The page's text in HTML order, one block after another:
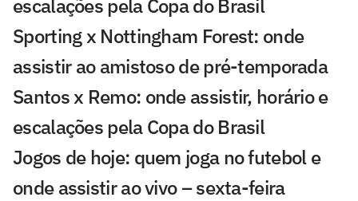
escalações pela Copa do Brasil
Sporting x Nottingham Forest: onde
assistir ao amistoso de pré-temporada
Santos x Remo: onde assistir, horário e
escalações pela Copa do Brasil
Jogos de hoje: quem joga no futebol e
onde assistir ao vivo – sexta-feira